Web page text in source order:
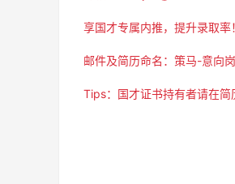
享国才专属内推，提升录取率！
邮件及简历命名：策马-意向
Tips：国才证书持有者请在简